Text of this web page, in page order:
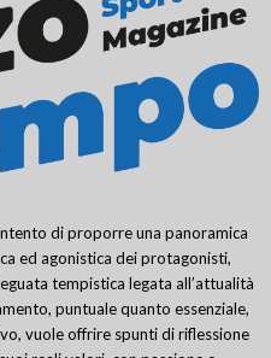
di proporre una panoramica
ed agonistica dei protagonisti,
tempistica legata all’attualità
puntuale quanto essenziale,
vuole offrire spunti di riflessione